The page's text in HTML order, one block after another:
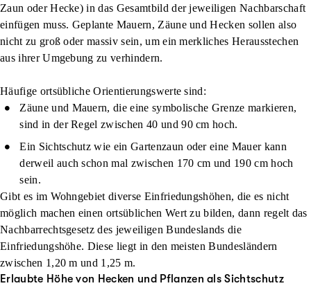
Zaun oder Hecke) in das Gesamtbild der jeweiligen Nachbarschaft
einfügen muss. Geplante Mauern, Zäune und Hecken sollen also
nicht zu groß oder massiv sein, um ein merkliches Herausstechen
aus ihrer Umgebung zu verhindern.
Häufige ortsübliche Orientierungswerte sind:
Zäune und Mauern, die eine symbolische Grenze markieren,
sind in der Regel zwischen 40 und 90 cm hoch.
Ein Sichtschutzwie ein Gartenzaun oder eine Mauer kann
derweil auch schon mal zwischen 170 cm und 190 cm hoch
sein.
Gibt es im Wohngebiet diverse Einfriedungshöhen, die es nicht
möglich machen einen ortsüblichen Wert zu bilden, dann regelt das
Nachbarrechtsgesetz des jeweiligen Bundeslands die
Einfriedungshöhe. Diese liegt in den meisten Bundesländern
zwischen 1,20 m und 1,25 m.
Erlaubte Höhe von Hecken und Pflanzen als Sichtschutz